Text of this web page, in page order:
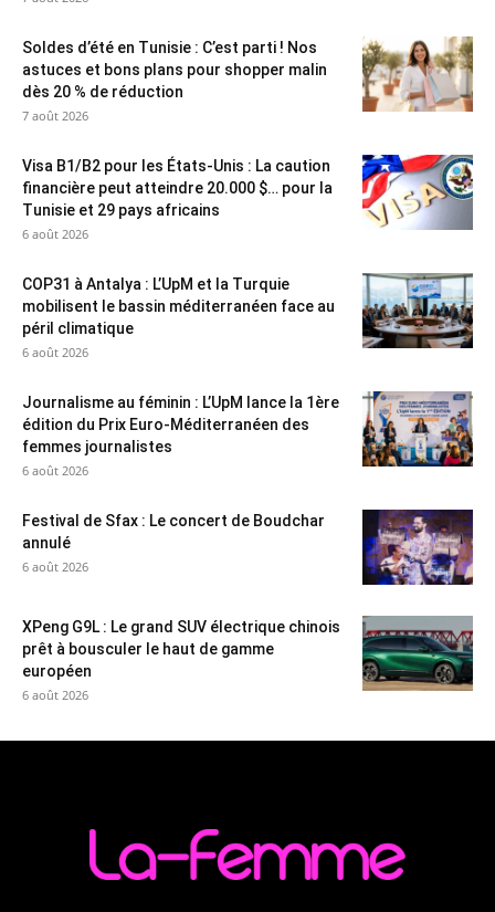
Soldes d’été en Tunisie : C’est parti ! Nos
astuces et bons plans pour shopper malin
dès 20 % de réduction
7 août 2026
Visa B1/B2 pour les États-Unis : La caution
financière peut atteindre 20.000 $… pour la
Tunisie et 29 pays africains
6 août 2026
COP31 à Antalya : L’UpM et la Turquie
mobilisent le bassin méditerranéen face au
péril climatique
6 août 2026
Journalisme au féminin : L’UpM lance la 1ère
édition du Prix Euro-Méditerranéen des
femmes journalistes
6 août 2026
Festival de Sfax : Le concert de Boudchar
annulé
6 août 2026
XPeng G9L : Le grand SUV électrique chinois
prêt à bousculer le haut de gamme
européen
6 août 2026